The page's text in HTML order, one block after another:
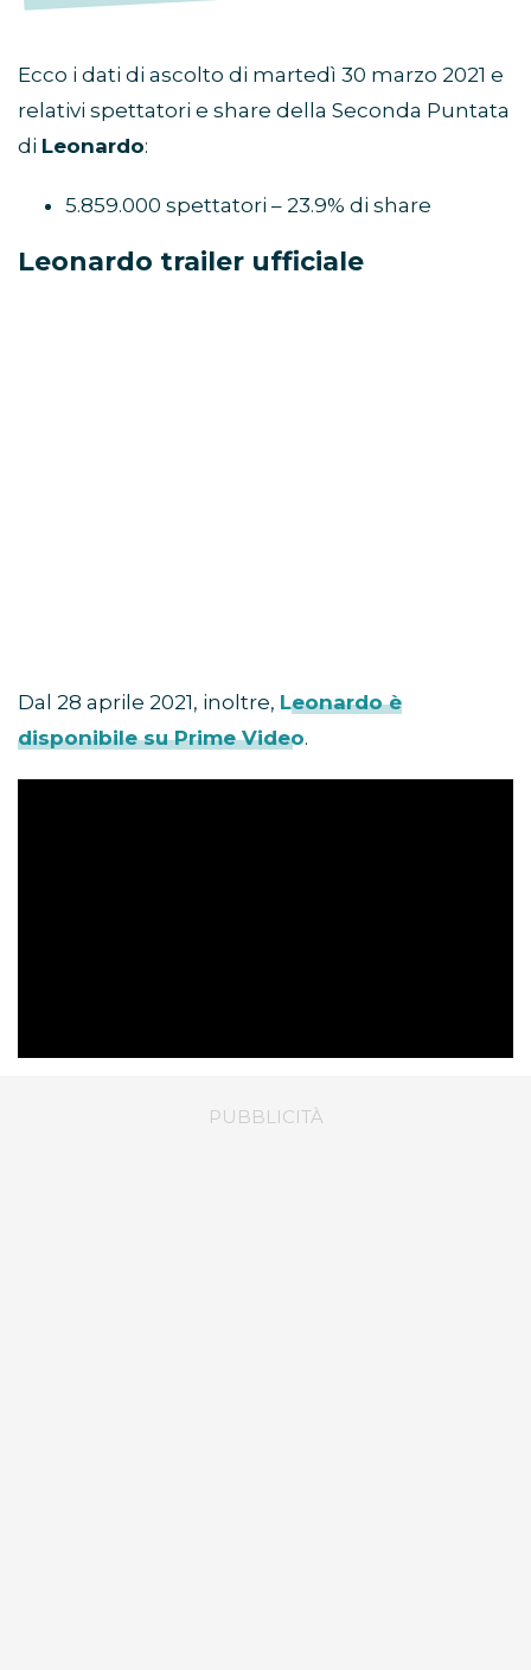
Ecco i dati di ascolto di martedì 30 marzo 2021 e
relativi spettatori e share della Seconda Puntata
di Leonardo:
5.859.000 spettatori – 23.9% di share
Leonardo trailer ufficiale
Dal 28 aprile 2021, inoltre, Leonardo è
disponibile su Prime Video.